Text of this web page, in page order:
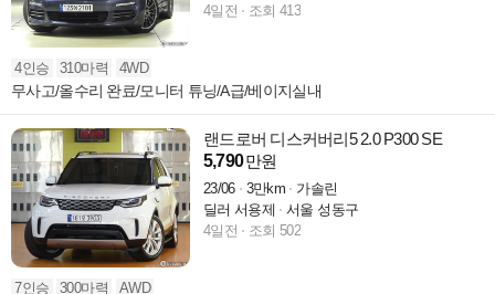
4일전
조회 413
4인승 310마력 4WD
무사고/올수리 완료/모니터 튜닝/A급/베이지실내
랜드로버 디스커버리5 2.0 P300 SE
5,790만원
23/06 3만km
가솔린
딜러 서용제
서울 성동구
4일전
조회 502
7인승 300마력 AWD